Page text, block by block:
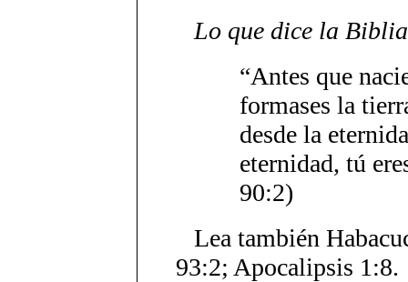
Lo que dice la
“Antes que
formases la
desde la
eternidad, tú
90:2)
Lea también
93:2; Apocalipsis 1:8.